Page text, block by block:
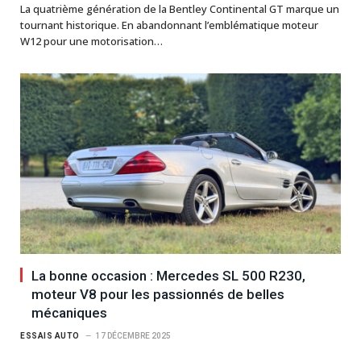
La quatrième génération de la Bentley Continental GT marque un
tournant historique. En abandonnant l’emblématique moteur
W12 pour une motorisation…
La bonne occasion : Mercedes SL 500 R230,
moteur V8 pour les passionnés de belles
mécaniques
ESSAIS AUTO 17 DÉCEMBRE 2025